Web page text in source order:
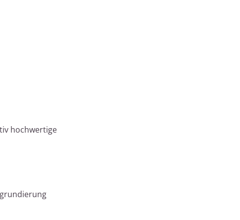
hochwertige